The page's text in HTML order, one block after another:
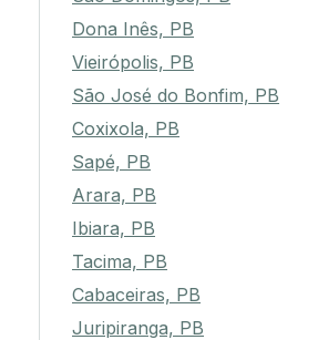
Dona Inês, PB
Vieirópolis, PB
São José do Bonfim, PB
Coxixola, PB
Sapé, PB
Arara, PB
Ibiara, PB
Tacima, PB
Cabaceiras, PB
Juripiranga, PB